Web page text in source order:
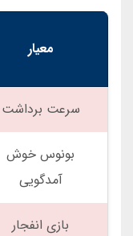
معیار
سرعت برداشت
بونوس خوش
آمدگویی
بازی انفجار